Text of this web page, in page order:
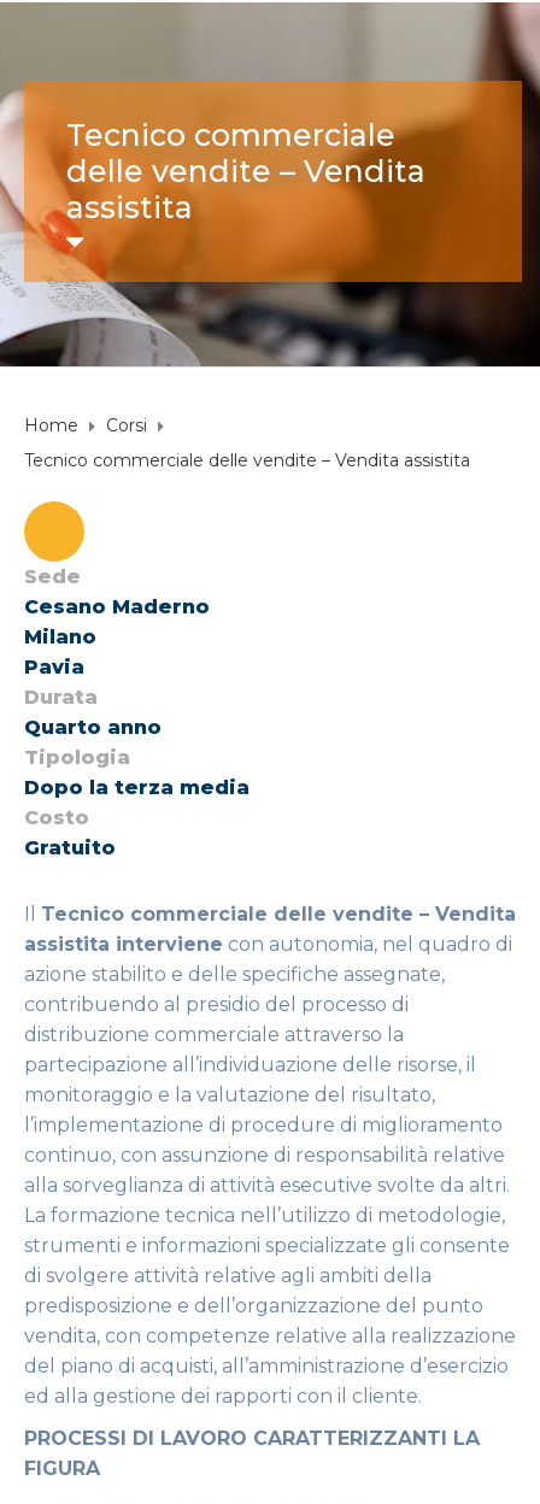
Tecnico commerciale
delle vendite – Vendita
assistita
Home
Corsi
Tecnico commerciale delle vendite – Vendita assistita
Sede
Cesano Maderno
Milano
Pavia
Durata
Quarto anno
Tipologia
Dopo la terza media
Costo
Gratuito
Il Tecnico commerciale delle vendite – Vendita
assistita interviene con autonomia, nel quadro di
azione stabilito e delle specifiche assegnate,
contribuendo al presidio del processo di
distribuzione commerciale attraverso la
partecipazione all’individuazione delle risorse, il
monitoraggio e la valutazione del risultato,
l’implementazione di procedure di miglioramento
continuo, con assunzione di responsabilità relative
alla sorveglianza di attività esecutive svolte da altri.
La formazione tecnica nell’utilizzo di metodologie,
strumenti e informazioni specializzate gli consente
di svolgere attività relative agli ambiti della
predisposizione e dell’organizzazione del punto
vendita, con competenze relative alla realizzazione
del piano di acquisti, all’amministrazione d’esercizio
ed alla gestione dei rapporti con il cliente.
PROCESSI DI LAVORO CARATTERIZZANTI LA
FIGURA